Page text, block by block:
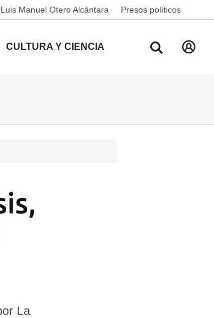
Luis Manuel Otero Alcántara Presos políticos
CULTURA Y CIENCIA
La